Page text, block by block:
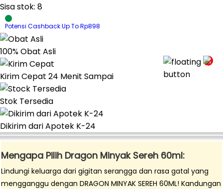
Sisa stok: 8
Potensi Cashback Up To Rp898
100% Obat Asli
Kirim Cepat 24 Menit Sampai
Stok Tersedia
Dikirim dari Apotek K-24
Mengapa Pilih Dragon Minyak Sereh 60ml:
Lindungi keluarga dari gigitan serangga dan rasa gatal yang
mengganggu dengan DRAGON MINYAK SEREH 60ML! Kandungan